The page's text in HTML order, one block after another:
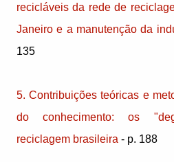
recicláveis da rede de
Janeiro e a manutenção da
135
5. Contribuições teóricas e
do conhecimento: os
reciclagem brasileira - p. 188